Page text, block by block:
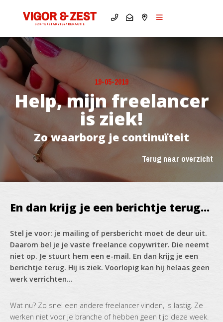
19-05-2019
Help, mijn freelancer
is ziek!
Zo waarborg je continuïteit
Terug naar overzicht
En dan krijg je een berichtje terug...
Stel je voor: je mailing of persbericht moet de deur uit.
Daarom bel je je vaste freelance copywriter. Die neemt
niet op. Je stuurt hem een e-mail. En dan krijg je een
berichtje terug. Hij is ziek. Voorlopig kan hij helaas geen
werk verrichten...
Wat nu? Zo snel een andere freelancer vinden, is lastig. Ze
werken niet voor je branche of hebben geen tijd deze week.